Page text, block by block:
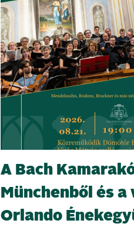
A Bach
Münchenből és a
Orlando